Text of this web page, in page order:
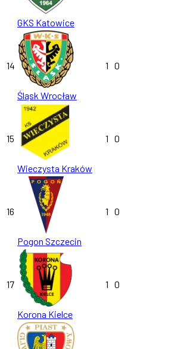
GKS Katowice
14
Śląsk Wrocław
1 0
15
Wieczysta Kraków
1 0
16
Pogon Szczecin
1 0
17
Korona Kielce
1 0